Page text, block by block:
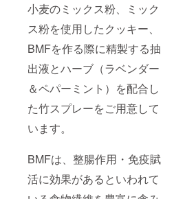
小麦のミックス粉、ミック
ス粉を使用したクッキー、
BMFを作る際に精製する抽
出液とハーブ（ラベンダー
＆ペパーミント）を配合し
た竹スプレーをご用意して
います。
BMFは、整腸作用・免疫賦
活に効果があるといわれて